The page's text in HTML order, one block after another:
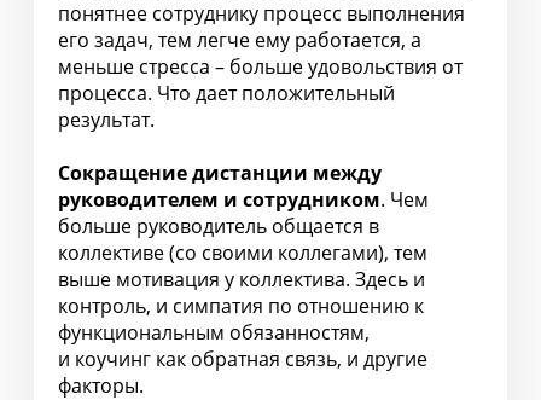
понятнее сотруднику процесс выполнения
его задач, тем легче ему работается, а
меньше стресса – больше удовольствия от
процесса. Что дает положительный
результат.
Сокращение дистанции между
руководителем и сотрудником. Чем
больше руководитель общается в
коллективе (со своими коллегами), тем
выше мотивация у коллектива. Здесь и
контроль, и симпатия по отношению к
функциональным обязанностям,
и коучинг как обратная связь, и другие
факторы.